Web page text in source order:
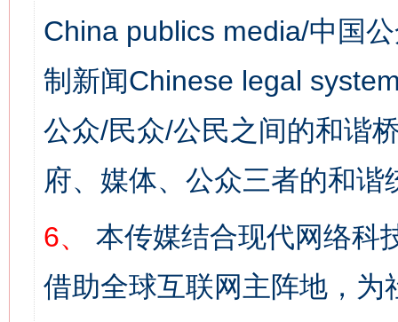
China publics media/中国
制新闻Chinese legal
公众/民众/公民之间的和谐
府、媒体、公众三者的和谐
6、
本传媒结合现代网络科
借助全球互联网主阵地，